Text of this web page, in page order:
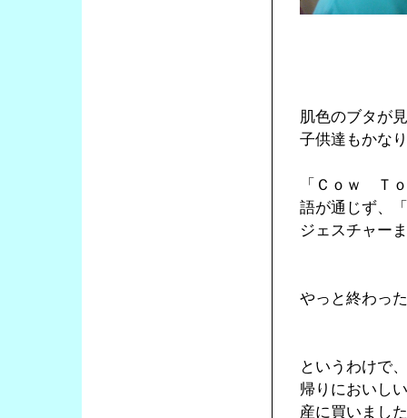
肌色のブタが
子供達もかな
「Ｃｏｗ Ｔ
語が通じず、
ジェスチャー
やっと終わっ
というわけで
帰りにおいし
産に買いまし